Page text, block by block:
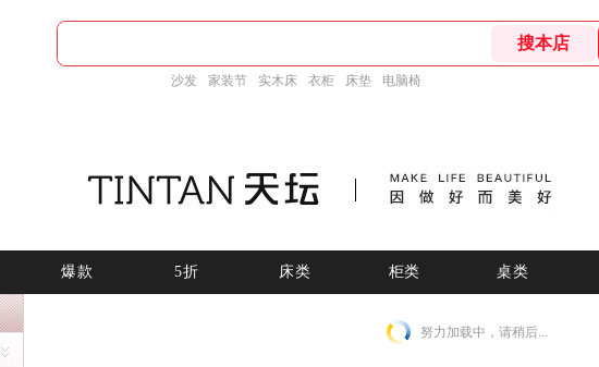
沙发 家装节 实木床 衣柜 床垫 电脑椅
爆款 5折 床类 柜类 桌类
努力加载中，请稍后...